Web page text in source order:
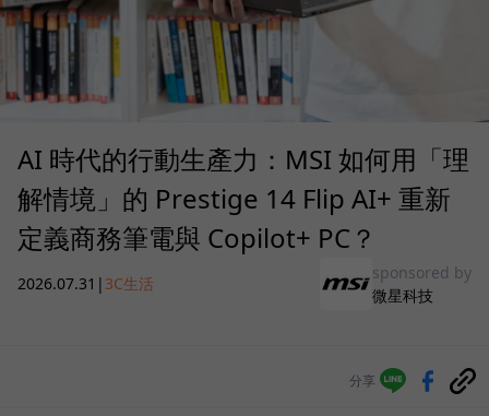
AI 時代的行動生產力：MSI 如何用「理
解情境」的 Prestige 14 Flip AI+ 重新
定義商務筆電與 Copilot+ PC？
2026.07.31 | 3C生活
sponsored by
微星科技
分享